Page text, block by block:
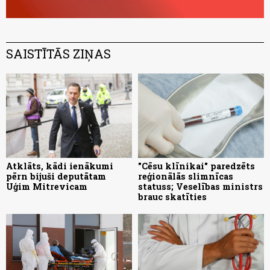
SAISTĪTĀS ZIŅAS
Atklāts, kādi ienākumi
pērn bijuši deputātam
Uģim Mitrevicam
"Cēsu klīnikai" paredzēts
reģionālās slimnīcas
statuss; Veselības ministrs
brauc skatīties